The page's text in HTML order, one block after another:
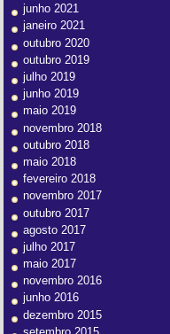
junho 2021
janeiro 2021
outubro 2020
outubro 2019
julho 2019
junho 2019
maio 2019
novembro 2018
outubro 2018
maio 2018
fevereiro 2018
novembro 2017
outubro 2017
agosto 2017
julho 2017
maio 2017
novembro 2016
junho 2016
dezembro 2015